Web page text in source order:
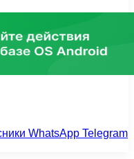
WhatsApp Telegram